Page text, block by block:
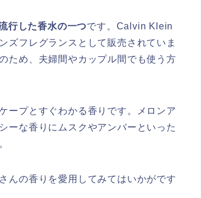
行した香水の一つです。Calvin Klein
ズフレグランスとして販売されていま
ため、夫婦間やカップル間でも使う方
ープとすぐわかる香りです。メロンア
ーな香りにムスクやアンバーといった
んの香りを愛用してみてはいかがです